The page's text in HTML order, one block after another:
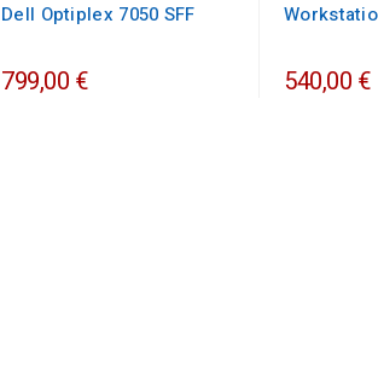
Dell Optiplex 7050 SFF
799,00 € 540,00 €